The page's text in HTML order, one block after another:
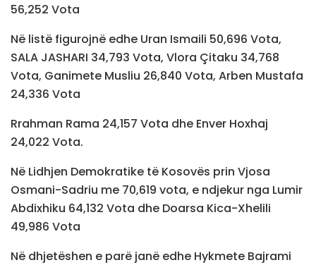
56,252 Vota
Në listë figurojnë edhe Uran Ismaili 50,696 Vota,
SALA JASHARI 34,793 Vota, Vlora Çitaku 34,768
Vota, Ganimete Musliu 26,840 Vota, Arben Mustafa
24,336 Vota
Rrahman Rama 24,157 Vota dhe Enver Hoxhaj
24,022 Vota.
Në Lidhjen Demokratike të Kosovës prin Vjosa
Osmani-Sadriu me 70,619 vota, e ndjekur nga Lumir
Abdixhiku 64,132 Vota dhe Doarsa Kica-Xhelili
49,986 Vota
Në dhjetëshen e parë janë edhe Hykmete Bajrami